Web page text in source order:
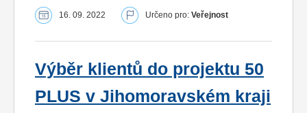
16. 09. 2022 Určeno pro: Veřejnost
Výběr klientů do projektu 50
PLUS v Jihomoravském kraji